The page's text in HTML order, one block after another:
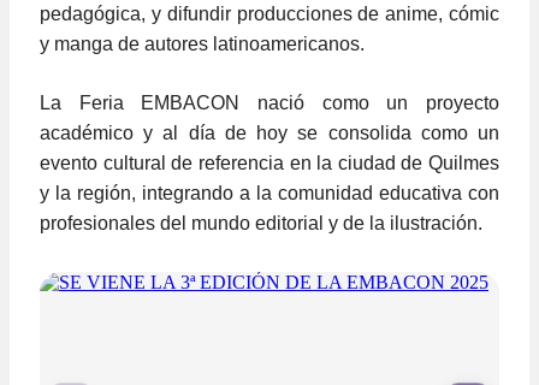
pedagógica, y difundir producciones de anime, cómic
y manga de autores latinoamericanos.
La Feria EMBACON nació como un proyecto
académico y al día de hoy se consolida como un
evento cultural de referencia en la ciudad de Quilmes
y la región, integrando a la comunidad educativa con
profesionales del mundo editorial y de la ilustración.